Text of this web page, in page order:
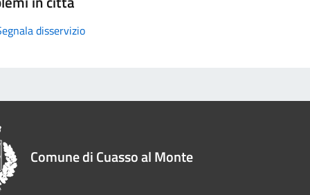
disservizio
Comune di Cuasso al Monte